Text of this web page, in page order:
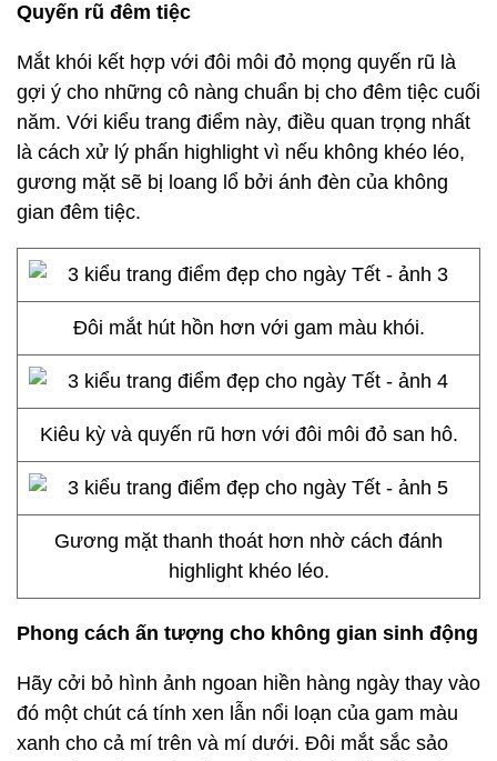
Quyến rũ đêm tiệc
Mắt khói kết hợp với đôi môi đỏ mọng quyến rũ là
gợi ý cho những cô nàng chuẩn bị cho đêm tiệc cuối
năm. Với kiểu trang điểm này, điều quan trọng nhất
là cách xử lý phấn highlight vì nếu không khéo léo,
gương mặt sẽ bị loang lổ bởi ánh đèn của không
gian đêm tiệc.
Đôi mắt hút hồn hơn với gam màu khói.
Kiêu kỳ và quyến rũ hơn với đôi môi đỏ san hô.
Gương mặt thanh thoát hơn nhờ cách đánh
highlight khéo léo.
Phong cách ấn tượng cho không gian sinh động
Hãy cởi bỏ hình ảnh ngoan hiền hàng ngày thay vào
đó một chút cá tính xen lẫn nổi loạn của gam màu
xanh cho cả mí trên và mí dưới. Đôi mắt sắc sảo